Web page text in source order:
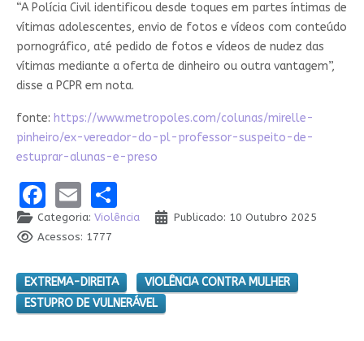
“A Polícia Civil identificou desde toques em partes íntimas de
vítimas adolescentes, envio de fotos e vídeos com conteúdo
pornográfico, até pedido de fotos e vídeos de nudez das
vítimas mediante a oferta de dinheiro ou outra vantagem”,
disse a PCPR em nota.
fonte: https://www.metropoles.com/colunas/mirelle-
pinheiro/ex-vereador-do-pl-professor-suspeito-de-
estuprar-alunas-e-preso
Facebook
EmailShare
Categoria: Violência
Publicado: 10 Outubro 2025
Acessos: 1777
EXTREMA-DIREITA
VIOLÊNCIA CONTRA MULHER
ESTUPRO DE VULNERÁVEL